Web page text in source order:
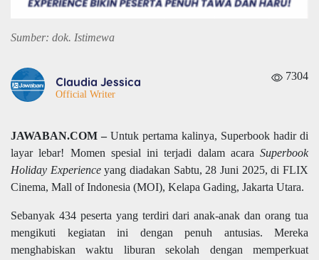
Sumber: dok. Istimewa
Claudia Jessica
Official Writer
7304
JAWABAN.COM – Untuk pertama kalinya, Superbook hadir di
layar lebar! Momen spesial ini terjadi dalam acara Superbook
Holiday Experienceyang diadakan Sabtu, 28 Juni 2025, di FLIX
Cinema, Mall of Indonesia (MOI), Kelapa Gading, Jakarta Utara.
Sebanyak 434 peserta yang terdiri dari anak-anak dan orang tua
mengikuti kegiatan ini dengan penuh antusias. Mereka
menghabiskan waktu liburan sekolah dengan memperkuat